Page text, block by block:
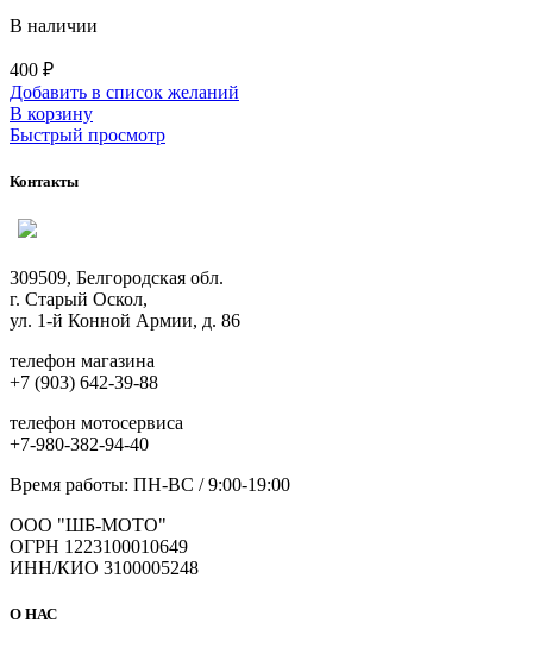
В наличии
400 ₽
Добавить в список желаний
В корзину
Быстрый просмотр
Контакты
309509, Белгородская обл.
г. Старый Оскол,
ул. 1-й Конной Армии, д. 86
телефон магазина
+7 (903) 642-39-88
телефон мотосервиса
+7-980-382-94-40
Время работы: ПН-ВС / 9:00-19:00
ООО "ШБ-МОТО"
ОГРН 1223100010649
ИНН/КИО 3100005248
О НАС